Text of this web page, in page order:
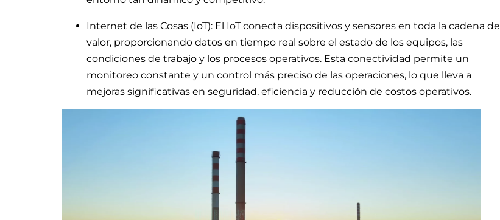
Internet de las Cosas (IoT): El IoT conecta dispositivos y sensores en toda la cadena de
valor, proporcionando datos en tiempo real sobre el estado de los equipos, las
condiciones de trabajo y los procesos operativos. Esta conectividad permite un
monitoreo constante y un control más preciso de las operaciones, lo que lleva a
mejoras significativas en seguridad, eficiencia y reducción de costos operativos.